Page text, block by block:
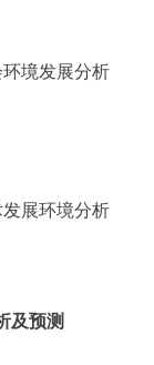
境发展分析
展环境分析
及预测